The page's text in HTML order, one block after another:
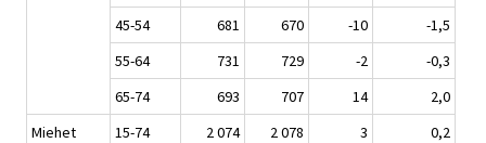
45-54
681 670 -10
-1,5
55-64
731 729 -2
-0,3
65-74
693 707 14
2,0
Miehet
15-74 2 074 2 078 3
0,2